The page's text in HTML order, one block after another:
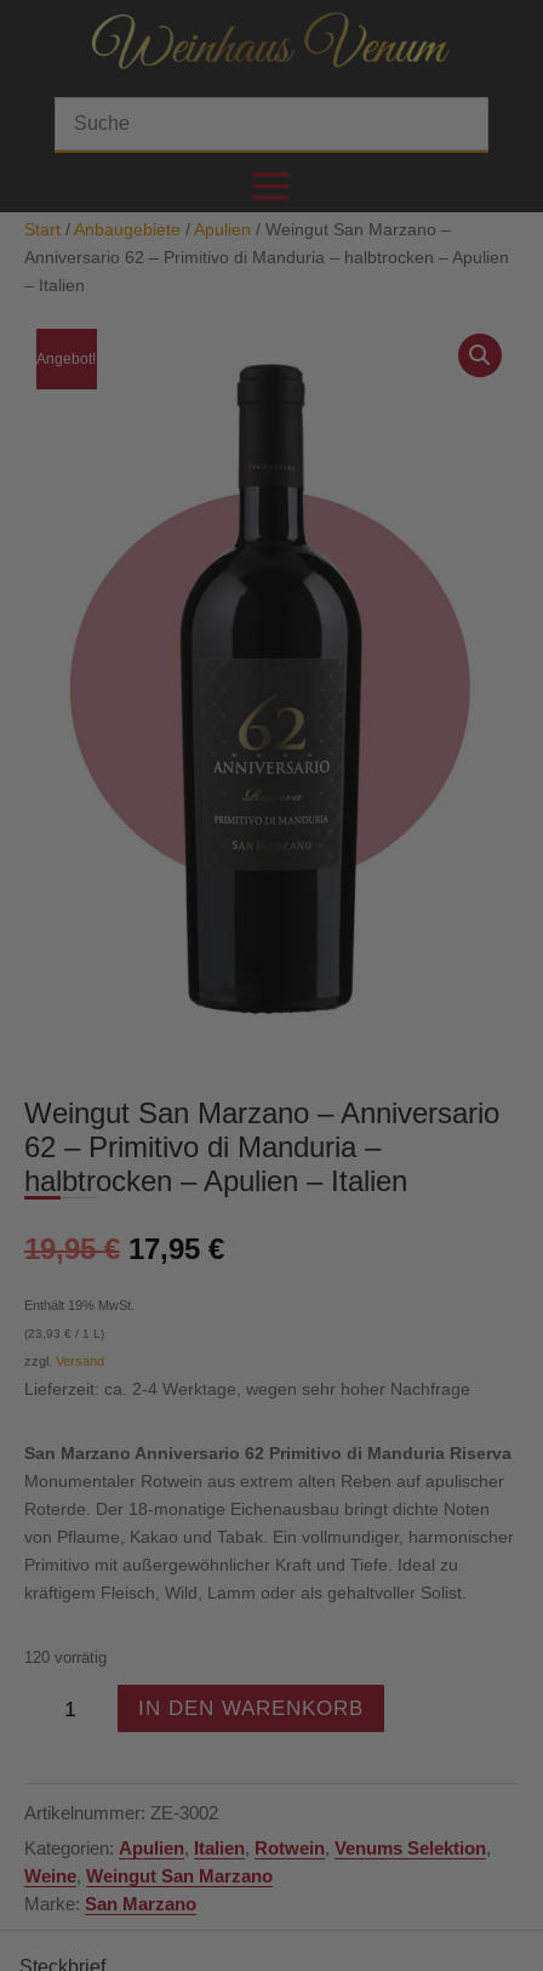
Start/Anbaugebiete /Apulien / Weingut San Marzano –
Anniversario 62 – Primitivo di Manduria – halbtrocken – Apulien
– Italien
Angebot!
Weingut San Marzano – Anniversario
62 – Primitivo di Manduria –
halbtrocken – Apulien – Italien
19,95€ 17,95 €
Enthält 19% MwSt.
(23,93 € / 1 L)
zzgl. Versand
Lieferzeit: ca. 2-4 Werktage, wegen sehr hoher Nachfrage
San Marzano Anniversario 62 Primitivo di Manduria Riserva
Monumentaler Rotwein aus extrem alten Reben auf apulischer
Roterde. Der 18-monatige Eichenausbau bringt dichte Noten
von Pflaume, Kakao und Tabak. Ein vollmundiger, harmonischer
Primitivo mit außergewöhnlicher Kraft und Tiefe. Ideal zu
kräftigem Fleisch, Wild, Lamm oder als gehaltvoller Solist.
120 vorrätig
62
-
Primitivo
di
-
IN DEN WARENKORB
Artikelnummer: ZE-3002
Kategorien: Apulien, Italien, Rotwein, Venums Selektion,
Weine, Weingut San Marzano
Marke: San Marzano
Steckbrief